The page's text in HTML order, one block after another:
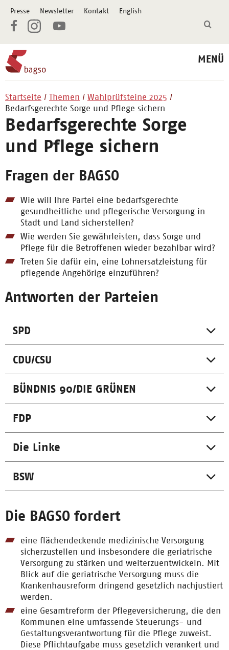
Presse Newsletter Kontakt English
MENÜ
Startseite Themen
Wahlprüfsteine 2025
Bedarfsgerechte Sorge und Pflege sichern
Bedarfsgerechte Sorge
und Pflege sichern
Fragen der BAGSO
Wie will Ihre Partei eine bedarfsgerechte
gesundheitliche und pflegerische Versorgung in
Stadt und Land sicherstellen?
Wie werden Sie gewährleisten, dass Sorge und
Pflege für die Betroffenen wieder bezahlbar wird?
Treten Sie dafür ein, eine Lohnersatzleistung für
pflegende Angehörige einzuführen?
Antworten der Parteien
SPD
CDU/CSU
BÜNDNIS 90/DIE GRÜNEN
FDP
Die Linke
BSW
Die BAGSO fordert
eine flächendeckende medizinische Versorgung
sicherzustellen und insbesondere die geriatrische
Versorgung zu stärken und weiterzuentwickeln. Mit
Blick auf die geriatrische Versorgung muss die
Krankenhausreform dringend gesetzlich nachjustiert
werden.
eine Gesamtreform der Pflegeversicherung, die den
Kommunen eine umfassende Steuerungs- und
Gestaltungsverantwortung für die Pflege zuweist.
Diese Pflichtaufgabe muss gesetzlich verankert und